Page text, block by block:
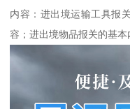
内容：进出境运输工具报
容；进出境物品报关的基本